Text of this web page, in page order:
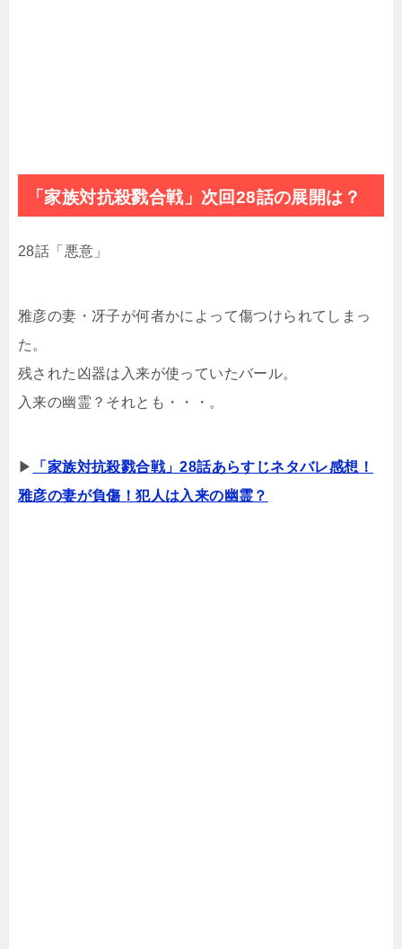
「家族対抗殺戮合戦」次回28話の展開は？
28話「悪意」
雅彦の妻・冴子が何者かによって傷つけられてしまっ
た。
残された凶器は入来が使っていたバール。
入来の幽霊？それとも・・・。
▶
「家族対抗殺戮合戦」28話あらすじネタバレ感想！
雅彦の妻が負傷！犯人は入来の幽霊？